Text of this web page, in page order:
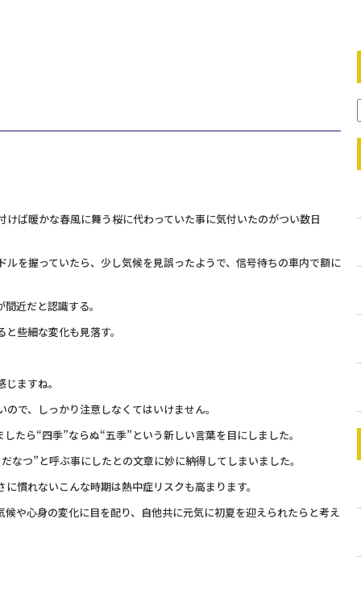
ば暖かな春風に舞う桜に代わっていた事に気付いたのがつい数日
を握っていたら、少し気候を見誤ったようで、信号待ちの車内で額に
近だと認識する。
些細な変化も見落す。
ますね。
で、しっかり注意しなくてはいけません。
たら“四季”ならぬ“五季”という新しい言葉を目にしました。
なつ”と呼ぶ事にしたとの文章に妙に納得してしまいました。
慣れないこんな時期は熱中症リスクも高まります。
や心身の変化に目を配り、自他共に元気に初夏を迎えられたらと考え